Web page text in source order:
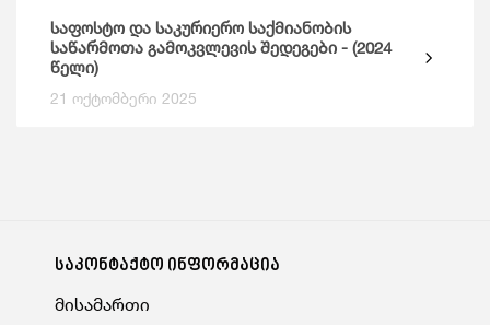
საფოსტო და საკურიერო საქმიანობის
საწარმოთა გამოკვლევის შედეგები - (2024
წელი)
21 ოქტომბერი 2025
საკონტაქტო ინფორმაცია
მისამართი